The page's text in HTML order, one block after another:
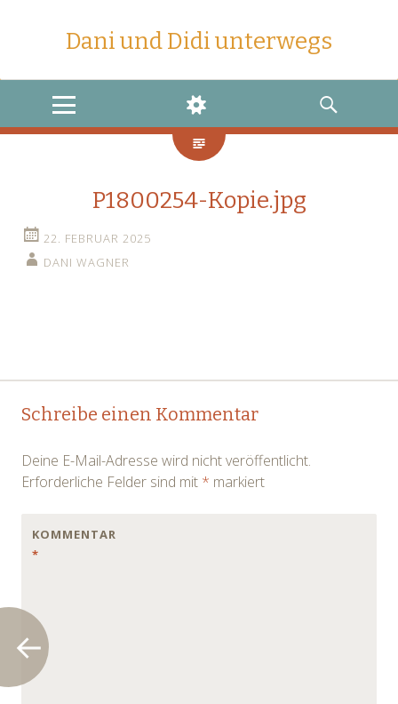
Dani und Didi unterwegs
MENU
WIDGETS
SEARCH
P1800254-Kopie.jpg
22. FEBRUAR 2025
DANI WAGNER
Post
Schreibe einen Kommentar
Deine E-Mail-Adresse wird nicht veröffentlicht.
Erforderliche Felder sind mit * markiert
KOMMENTAR
*